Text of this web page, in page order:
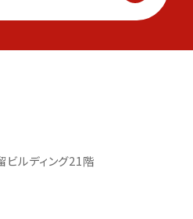
ビルディング21階